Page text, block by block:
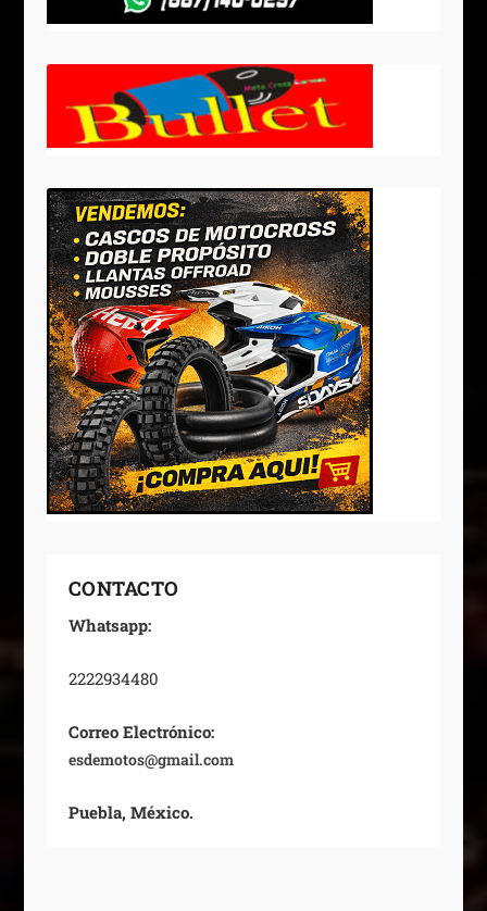
CONTACTO
Whatsapp:
2222934480
Correo Electrónico:
esdemotos@gmail.com
Puebla, México.